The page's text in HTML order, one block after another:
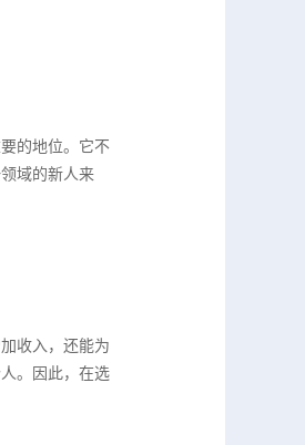
的地位。它不
域的新人来
收入，还能为
。因此，在选